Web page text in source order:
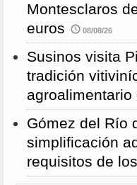
Montesclaros
euros
08/08/26
Susinos visita
tradición
agroalimentario
Gómez del Río
simplificación
requisitos de